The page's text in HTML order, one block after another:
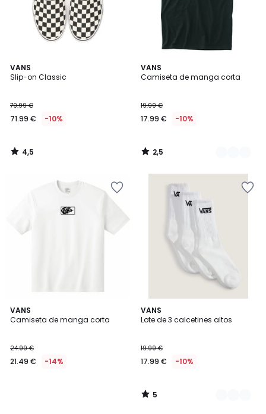
VANS
Slip-on Classic
79.99 €
71.99 € -10%
4,5
/ 5
4,5
/
VANS
Camiseta de manga corta
19.99 €
17.99 € -10%
2,5
/ 5
4
Colores
2,5
/
VANS
Camiseta de manga corta
24.99 €
21.49 € -14%
VANS
Lote de 3 calcetines altos
19.99 €
17.99 € -10%
5
/
2
Colores
5
/